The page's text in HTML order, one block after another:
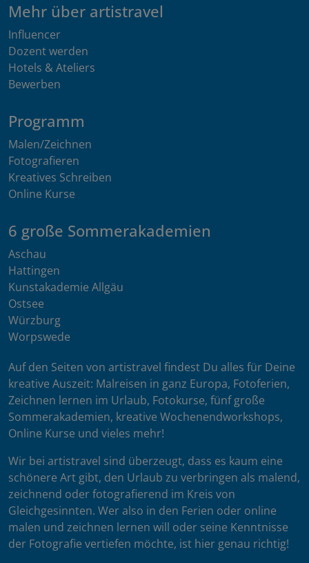
Mehr über artistravel
Influencer
Dozent werden
Hotels & Ateliers
Bewerben
Programm
Malen/Zeichnen
Fotografieren
Kreatives Schreiben
Online Kurse
6 große Sommerakademien
Aschau
Hattingen
Kunstakademie Allgäu
Ostsee
Würzburg
Worpswede
Auf den Seiten von artistravel findest Du alles für Deine
kreative Auszeit: Malreisen in ganz Europa, Fotoferien,
Zeichnen lernen im Urlaub, Fotokurse, fünf große
Sommerakademien, kreative Wochenendworkshops,
Online Kurse und vieles mehr!
Wir bei artistravel sind überzeugt, dass es kaum eine
schönere Art gibt, den Urlaub zu verbringen als malend,
zeichnend oder fotografierend im Kreis von
Gleichgesinnten. Wer also in den Ferien oder online
malen und zeichnen lernen will oder seine Kenntnisse
der Fotografie vertiefen möchte, ist hier genau richtig!